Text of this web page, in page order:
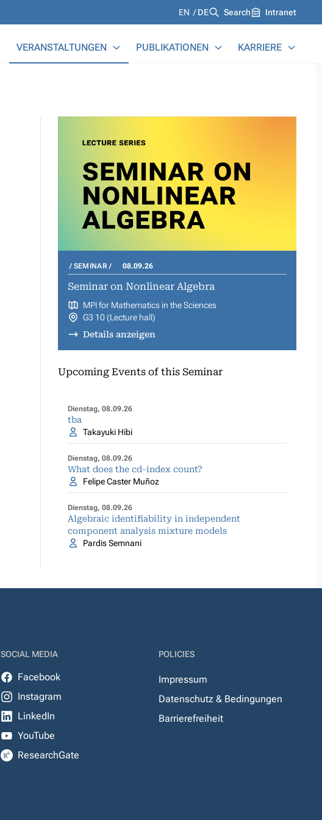
Languages
EN DE Search Intranet
VERANSTALTUNGEN PUBLIKATIONEN KARRIERE
SEMINAR 08.09.26
Seminar on Nonlinear Algebra
MPI for Mathematics in the Sciences
G3 10 (Lecture hall)
Details anzeigen
Upcoming Events of this Seminar
Dienstag, 08.09.26
tba
Takayuki Hibi
Dienstag, 08.09.26
What does the cd-index count?
Felipe Caster Muñoz
Dienstag, 08.09.26
Algebraic identifiability in independent
component analysis mixture models
Pardis Semnani
SOCIAL MEDIA
Facebook
Instagram
LinkedIn
YouTube
ResearchGate
POLICIES
Impressum
Datenschutz & Bedingungen
Barrierefreiheit